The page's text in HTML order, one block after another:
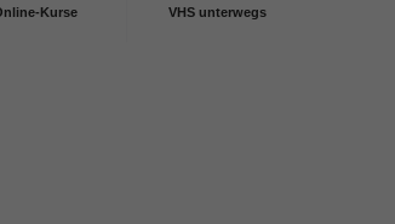
Kurse VHS unterwegs